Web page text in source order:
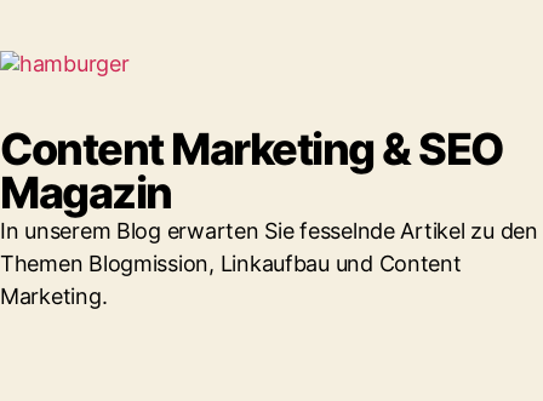
Content Marketing & SEO
Magazin
In unserem Blog erwarten Sie fesselnde Artikel zu den
Themen Blogmission, Linkaufbau und Content
Marketing.